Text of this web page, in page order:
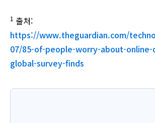
1 출처:
https://www.theguardian.com/
07/85-of-people-worry-about-
global-survey-finds